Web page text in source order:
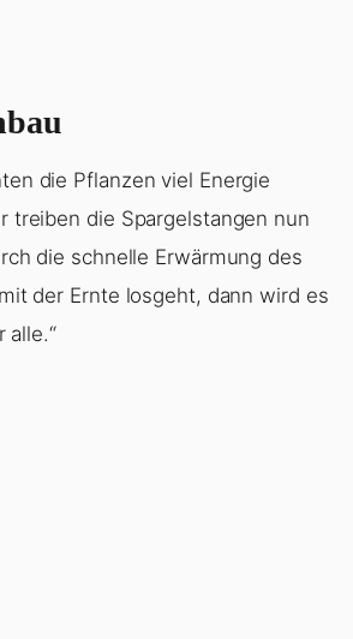
die Pflanzen viel Energie
treiben die Spargelstangen nun
die schnelle Erwärmung des
der Ernte losgeht, dann wird es
alle.“